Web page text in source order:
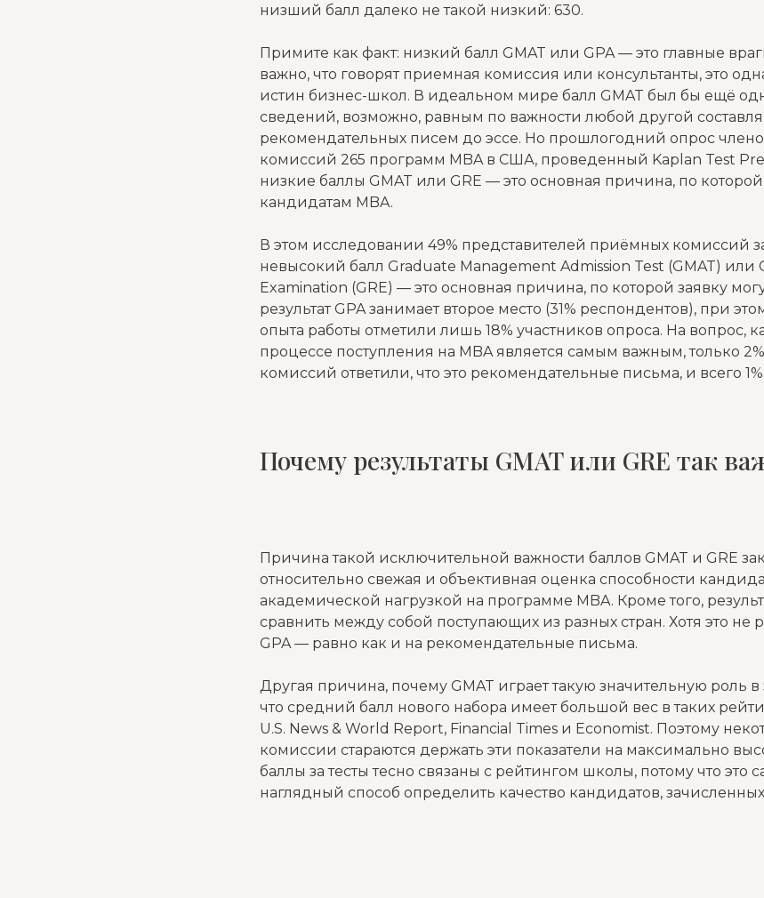
низший балл далеко не такой низкий: 630.
Примите как факт: низкий балл GMAT или GPA — это главные
важно, что говорят приемная комиссия или консультанты, это
истин бизнес-школ. В идеальном мире балл GMAT был бы ещё
сведений, возможно, равным по важности любой другой
рекомендательных писем до эссе. Но прошлогодний опрос
комиссий 265 программ MBA в США, проведенный Kaplan Test
низкие баллы GMAT или GRE — это основная причина, по
кандидатам MBA.
В этом исследовании 49% представителей приёмных комиссий
невысокий балл Graduate Management Admission Test (GMAT) или
Examination (GRE) — это основная причина, по которой заявку
результат GPA занимает второе место (31% респондентов), при
опыта работы отметили лишь 18% участников опроса. На вопрос,
процессе поступления на MBA является самым важным, только
комиссий ответили, что это рекомендательные письма, и всего
Почему результаты GMAT или GRE так
Причина такой исключительной важности баллов GMAT и GRE
относительно свежая и объективная оценка способности
академической нагрузкой на программе MBA. Кроме того,
сравнить между собой поступающих из разных стран. Хотя это не
GPA — равно как и на рекомендательные письма.
Другая причина, почему GMAT играет такую значительную роль в
что средний балл нового набора имеет большой вес в таких
U.S. News & World Report, Financial Times и Economist. Поэтому
комиссии стараются держать эти показатели на максимально
баллы за тесты тесно связаны с рейтингом школы, потому что это
наглядный способ определить качество кандидатов,